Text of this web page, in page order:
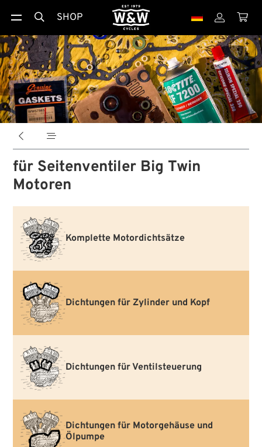
 SHOP  
 
für Seitenventiler Big Twin
Motoren
Komplette Motordichtsätze
Dichtungen für Zylinder und Kopf
Dichtungen für Ventilsteuerung
Dichtungen für Motorgehäuse und
Ölpumpe